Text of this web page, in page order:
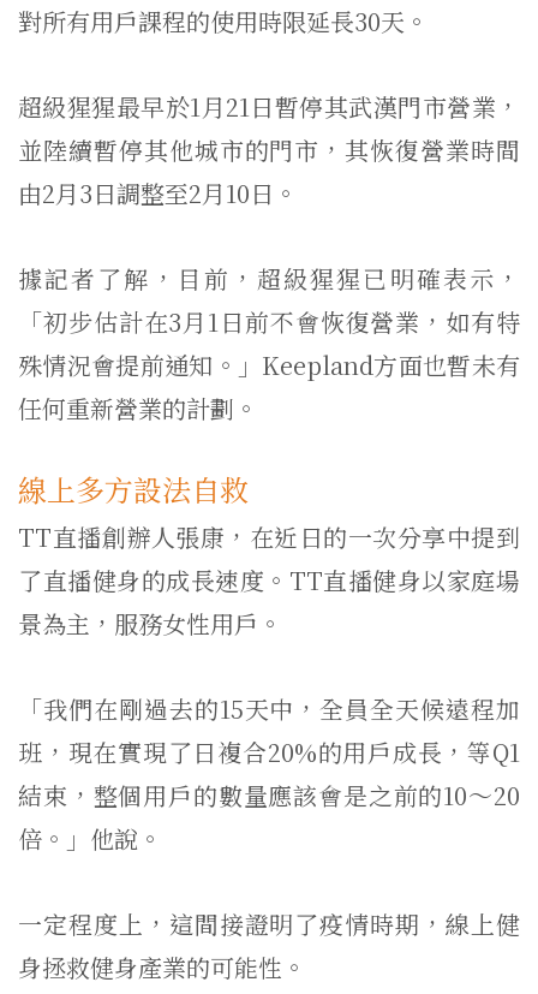
對所有用戶課程的使用時限延長30天。
超級猩猩最早於1月21日暫停其武漢門市營業，
並陸續暫停其他城市的門市，其恢復營業時間
由2月3日調整至2月10日。
據記者了解，目前，超級猩猩已明確表示，
「初步估計在3月1日前不會恢復營業，如有特
殊情況會提前通知。」Keepland方面也暫未有
任何重新營業的計劃。
線上多方設法自救
TT直播創辦人張康，在近日的一次分享中提到
了直播健身的成長速度。TT直播健身以家庭場
景為主，服務女性用戶。
「我們在剛過去的15天中，全員全天候遠程加
班，現在實現了日複合20%的用戶成長，等Q1
結束，整個用戶的數量應該會是之前的10～20
倍。」他說。
一定程度上，這間接證明了疫情時期，線上健
身拯救健身產業的可能性。